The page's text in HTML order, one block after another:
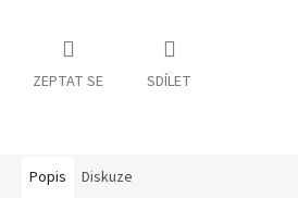
ZEPTAT SE SDÍLET
Popis Diskuze